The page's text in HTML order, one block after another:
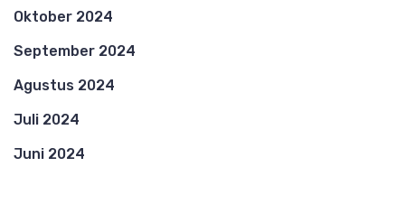
Oktober 2024
September 2024
Agustus 2024
Juli 2024
Juni 2024